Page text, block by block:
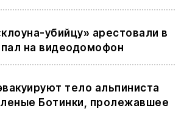
убийцу» арестовали в
на видеодомофон
тело альпиниста
Ботинки, пролежавшее